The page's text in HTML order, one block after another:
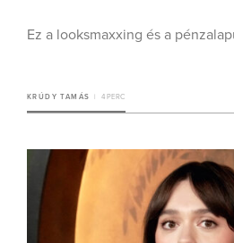
Ez a looksmaxxing és a
KRÚDY TAMÁS 4 PERC